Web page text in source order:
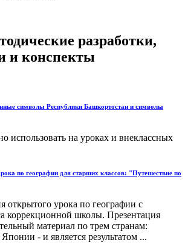
разработки,
и конспекты
символы Республики Башкортостан и символы
использовать на уроках и внеклассных
по географии для старших классов: "Путешествие по
открытого урока по географии с
коррекционной школы. Презентация
материал по трем странам:
- и является результатом ...